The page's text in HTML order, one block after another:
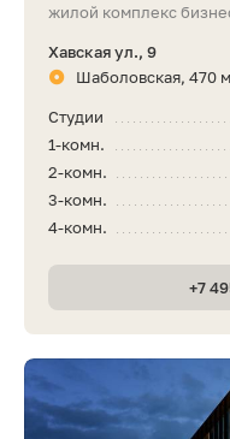
жилой комплекс
Хавская ул., 9
Шаболовская, 470 м
Студии
1-комн.
2-комн.
3-комн.
4-комн.
+7